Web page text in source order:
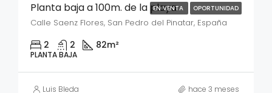
EN VENTA OPORTUNIDAD
Planta baja a 100m. de la playa
Calle Saenz Flores, San Pedro del Pinatar, España
2 2 82m²
PLANTA BAJA
Luis Bleda hace 3 meses